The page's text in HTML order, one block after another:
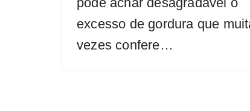
excesso de gordura que
vezes confere…